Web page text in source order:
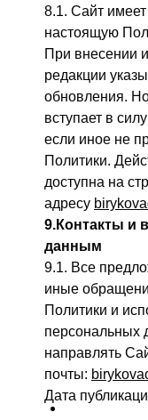
8.1. Сайт
настоящую
При внесении
редакции
обновления.
вступает в
если иное не
Политики.
доступна на
адресу
9.Контакты и
данным
9.1. Все
иные
Политики и
персональных
направлять
почты:
Дата